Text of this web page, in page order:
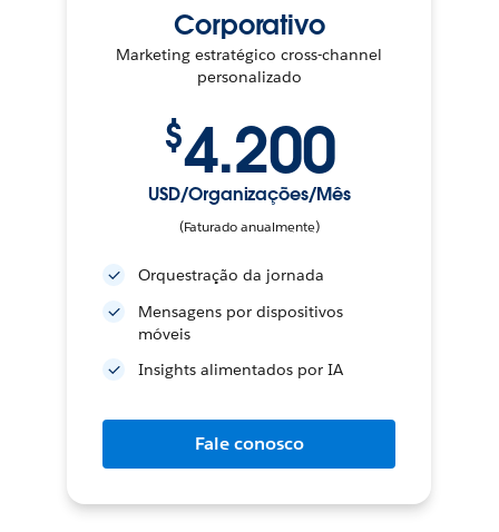
Corporativo
Marketing estratégico cross-channel
personalizado
$4.200
USD/Organizações/Mês
(Faturado anualmente)
Orquestração da jornada
Mensagens por dispositivos
móveis
Insights alimentados por IA
Fale conosco